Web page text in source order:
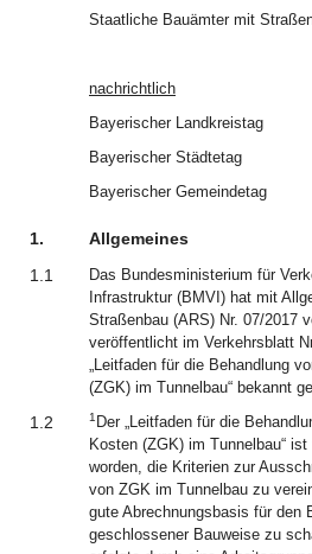
Staatliche Bauämter mit
nachrichtlich
Bayerischer Landkreistag
Bayerischer Städtetag
Bayerischer Gemeindetag
1.
Allgemeines
1.1
Das Bundesministerium für
Infrastruktur (BMVI) hat mit
Straßenbau (ARS) Nr. 07/2017
veröffentlicht im Verkehrsblatt
„Leitfaden für die Behandlung
(ZGK) im Tunnelbau“ bekannt
1.2 1 Der „Leitfaden für die
Kosten (ZGK) im Tunnelbau“
worden, die Kriterien zur
von ZGK im Tunnelbau zu
gute Abrechnungsbasis für den
geschlossener Bauweise zu